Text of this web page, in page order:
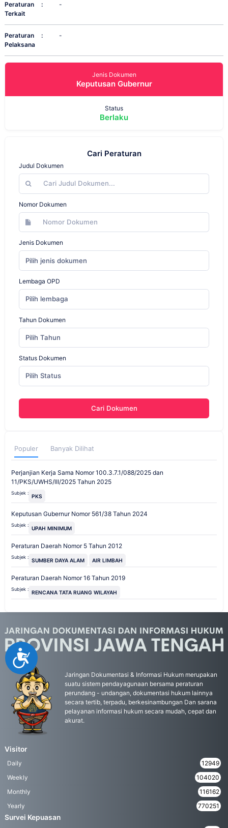
Accessibility
Peraturan
Terkait
: -
Peraturan
Pelaksana
: -
Jenis Dokumen
Keputusan Gubernur
Status
Berlaku
Cari Peraturan
Judul Dokumen
Nomor Dokumen
Jenis Dokumen
Pilih jenis dokumen
Lembaga OPD
Pilih lembaga
Tahun Dokumen
Pilih Tahun
Status Dokumen
Pilih Status
Cari Dokumen
Populer Banyak Dilihat
Perjanjian Kerja Sama Nomor 100.3.7.1/088/2025 dan
11/PKS/UWHS/III/2025 Tahun 2025
Subjek : PKS
Keputusan Gubernur Nomor 561/38 Tahun 2024
Subjek : UPAH MINIMUM
Peraturan Daerah Nomor 5 Tahun 2012
Subjek : SUMBER DAYA ALAM AIR LIMBAH
Peraturan Daerah Nomor 16 Tahun 2019
Subjek : RENCANA TATA RUANG WILAYAH
Jaringan Dokumentasi & Informasi Hukum merupakan
suatu sistem pendayagunaan bersama peraturan
perundang - undangan, dokumentasi hukum lainnya
secara tertib, terpadu, berkesinambungan Dan sarana
pelayanan informasi hukum secara mudah, cepat dan
akurat.
Visitor
Daily
12949
Weekly
104020
Monthly
116162
Yearly
770251
Survei Kepuasan